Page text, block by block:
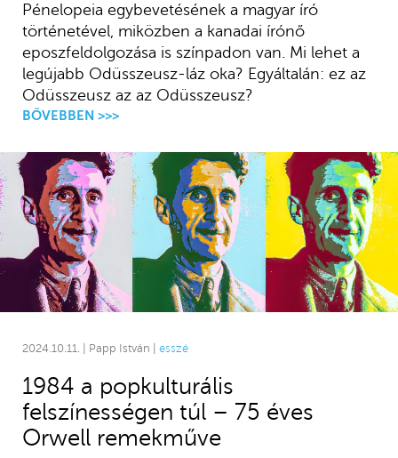
Pénelopeia egybevetésének a magyar író
történetével, miközben a kanadai írónő
eposzfeldolgozása is színpadon van. Mi lehet a
legújabb Odüsszeusz-láz oka? Egyáltalán: ez az
Odüsszeusz az az Odüsszeusz?
BŐVEBBEN >>>
2024.10.11. | Papp István | esszé
1984 a popkulturális
felszínességen túl – 75 éves
Orwell remekműve